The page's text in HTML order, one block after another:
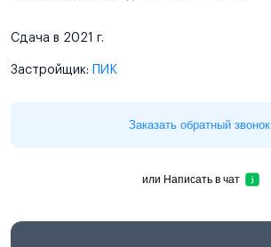
Сдача в 2021 г.
Застройщик: ПИК
Заказать обратный звонок
или Написать в чат